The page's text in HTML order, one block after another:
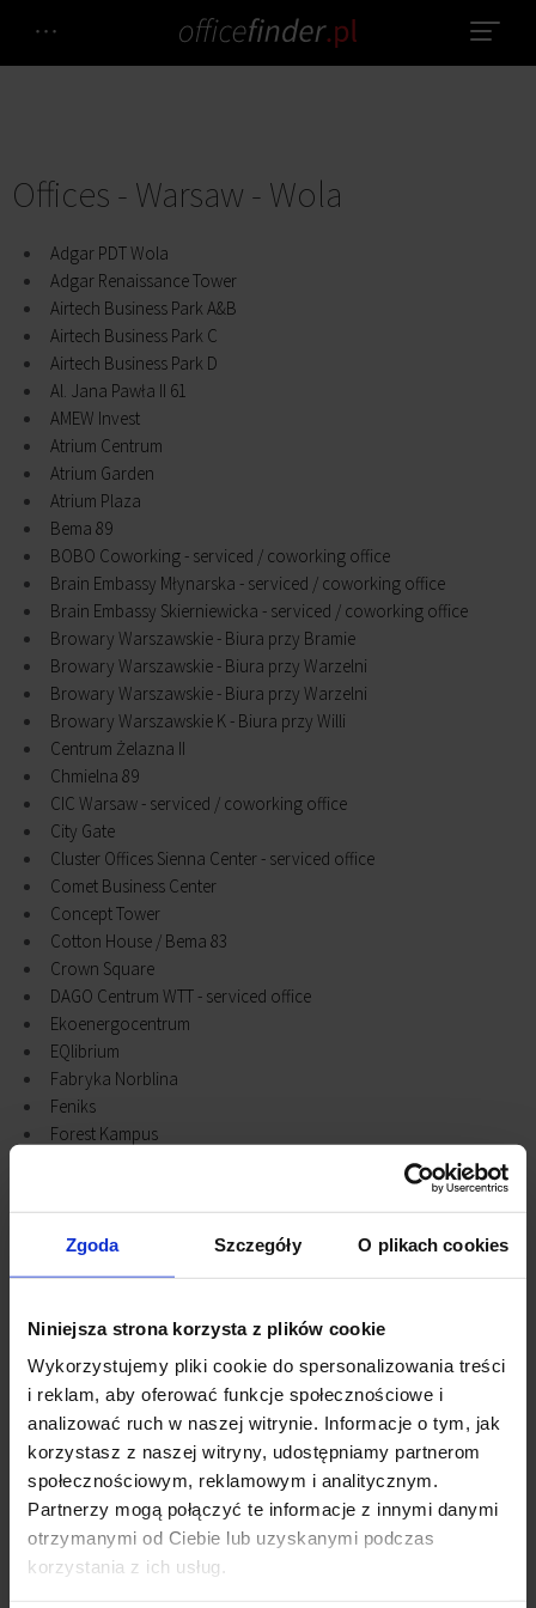
Zgoda Szczegóły O plikach cookies
Niniejsza strona korzysta z plików cookie
Wykorzystujemy pliki cookie do spersonalizowania treści
i reklam, aby oferować funkcje społecznościowe i
analizować ruch w naszej witrynie. Informacje o tym, jak
korzystasz z naszej witryny, udostępniamy partnerom
społecznościowym, reklamowym i analitycznym.
Partnerzy mogą połączyć te informacje z innymi danymi
otrzymanymi od Ciebie lub uzyskanymi podczas
korzystania z ich usług.
Offices - Warsaw - Wola
Adgar PDT Wola
Adgar Renaissance Tower
Airtech Business Park A&B
Airtech Business Park C
Airtech Business Park D
Al. Jana Pawła II 61
AMEW Invest
Atrium Centrum
Atrium Garden
Atrium Plaza
Bema 89
BOBO Coworking - serviced / coworking office
Brain Embassy Młynarska - serviced / coworking office
Brain Embassy Skierniewicka - serviced / coworking office
Browary Warszawskie - Biura przy Bramie
Browary Warszawskie - Biura przy Warzelni
Browary Warszawskie - Biura przy Warzelni
Browary Warszawskie K - Biura przy Willi
Centrum Żelazna II
Chmielna 89
CIC Warsaw - serviced / coworking office
City Gate
Cluster Offices Sienna Center - serviced office
Comet Business Center
Concept Tower
Cotton House / Bema 83
Crown Square
DAGO Centrum WTT - serviced office
Ekoenergocentrum
EQlibrium
Fabryka Norblina
Feniks
Forest Kampus
G43 Office Center - serviced office
G9
Generation Park X
Generation Park Z
Green Corner A
HOP
Hrubieszowska 6a
Karolkowa Business Park
Kasprzaka 49
Klif Tower
Kolmex
Leszno 12
Leszno 14